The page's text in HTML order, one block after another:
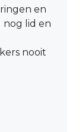
en
nog lid en
nooit